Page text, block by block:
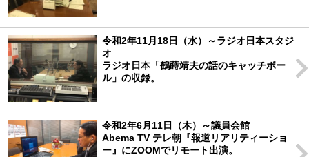
令和2年11月18日（水）～ラジオ日本スタジ
オ
ラジオ日本「鶴蒔靖夫の話のキャッチボー
ル」の収録。
令和2年6月11日（木）～議員会館
Abema TV テレ朝『報道リアリティーショ
ー』にZOOMでリモート出演。